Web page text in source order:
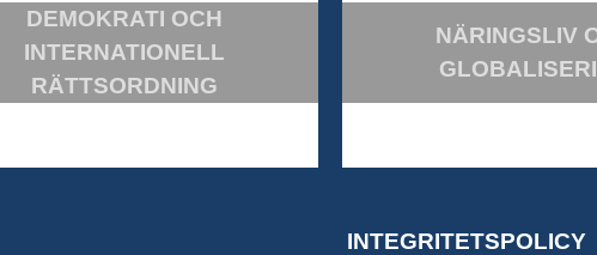
DEMOKRATI OCH
INTERNATIONELL
RÄTTSORDNING
NÄRINGSLIV
INTEGRITETSPOLICY